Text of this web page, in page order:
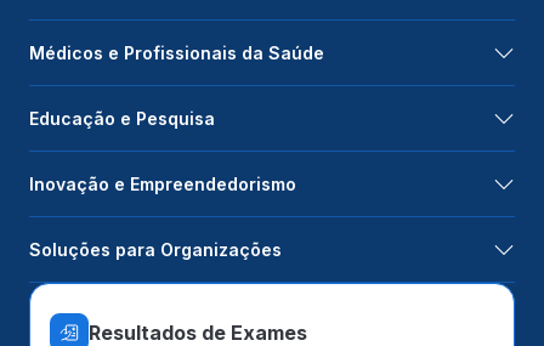
Médicos e Profissionais da Saúde
Educação e Pesquisa
Inovação e Empreendedorismo
Soluções para Organizações
Resultados de Exames